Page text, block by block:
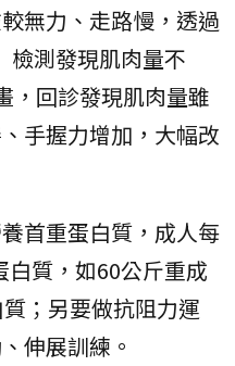
無力、走路慢，透過
檢測發現肌肉量不
，回診發現肌肉量雖
手握力增加，大幅改
首重蛋白質，成人每
質，如60公斤重成
；另要做抗阻力運
伸展訓練。